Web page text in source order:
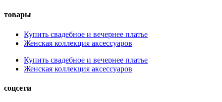
товары
Купить свадебное и вечернее платье
Женская коллекция аксессуаров
Купить свадебное и вечернее платье
Женская коллекция аксессуаров
соцсети